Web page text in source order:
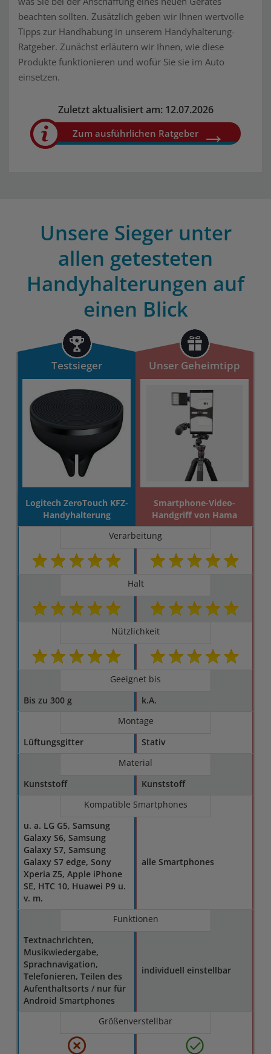
beachten sollten. Zusätzlich geben wir Ihnen wertvolle
Tipps zur Handhabung in unserem Handyhalterung-
Ratgeber. Zunächst erläutern wir Ihnen, wie diese
Produkte funktionieren und wofür Sie sie im Auto
einsetzen.
Zuletzt aktualisiert am: 12.07.2026
Zum ausführlichen Ratgeber
Unsere Sieger unter
allen getesteten
Handyhalterungen auf
einen Blick
Testsieger Unser Geheimtipp
Logitech ZeroTouch KFZ-
Handyhalterung
Smartphone-Video-
Handgriff von Hama
Verarbeitung
Halt
Nützlichkeit
Geeignet bis
Bis zu 300 g
k.A.
Montage
Lüftungsgitter
Stativ
Material
Kunststoff
Kunststoff
Kompatible Smartphones
u. a. LG G5, Samsung
Galaxy S6, Samsung
Galaxy S7, Samsung
Galaxy S7 edge, Sony
Xperia Z5, Apple iPhone
SE, HTC 10, Huawei P9 u.
v. m.
alle Smartphones
Funktionen
Textnachrichten,
Musikwiedergabe,
Sprachnavigation,
Telefonieren, Teilen des
Aufenthaltsorts / nur für
Android Smartphones
individuell einstellbar
Größenverstellbar